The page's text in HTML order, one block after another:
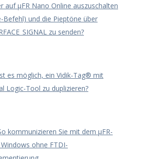
auf μFR Nano Online auszuschalten
Befehl) und die Pieptöne über
zu senden?
es möglich, ein Vidik-Tag® mit
Logic-Tool zu duplizieren?
kommunizieren Sie mit dem μFR-
ohne FTDI-